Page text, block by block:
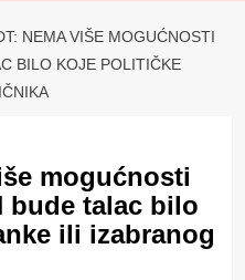
NEMA VIŠE MOGUĆNOSTI
BILO KOJE POLITIČKE
mogućnosti
bude talac bilo
ili izabranog